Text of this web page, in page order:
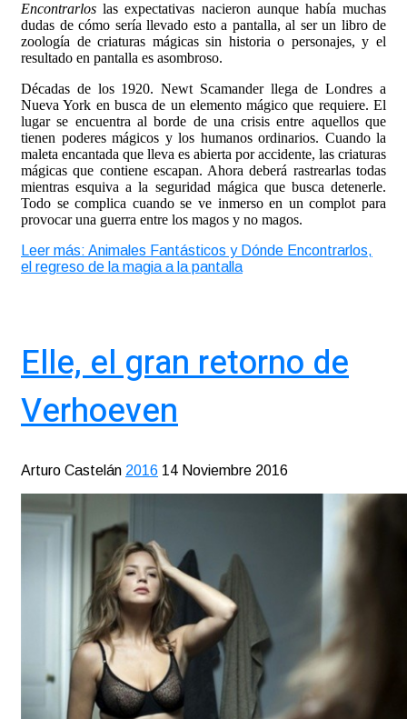
Encontrarloslas expectativas nacieron aunque había muchas
dudas de cómo sería llevado esto a pantalla, al ser un libro de
zoología de criaturas mágicas sin historia o personajes, y el
resultado en pantalla es asombroso.
Décadas de los 1920. Newt Scamander llega de Londres a
Nueva York en busca de un elemento mágico que requiere. El
lugar se encuentra al borde de una crisis entre aquellos que
tienen poderes mágicos y los humanos ordinarios. Cuando la
maleta encantada que lleva es abierta por accidente, las criaturas
mágicas que contiene escapan. Ahora deberá rastrearlas todas
mientras esquiva a la seguridad mágica que busca detenerle.
Todo se complica cuando se ve inmerso en un complot para
provocar una guerra entre los magos y no magos.
Leer más: Animales Fantásticos y Dónde Encontrarlos,
el regreso de la magia a la pantalla
Elle, el gran retorno de
Verhoeven
Arturo Castelán 2016 14 Noviembre 2016